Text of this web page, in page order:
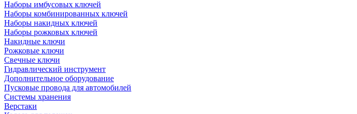
Наборы имбусовых ключей
Наборы комбинированных ключей
Наборы накидных ключей
Наборы рожковых ключей
Накидные ключи
Рожковые ключи
Свечные ключи
Гидравлический инструмент
Дополнительное оборудование
Пусковые провода для автомобилей
Системы хранения
Верстаки